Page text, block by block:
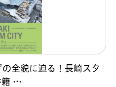
全貌に迫る！長崎スタ
籍 …